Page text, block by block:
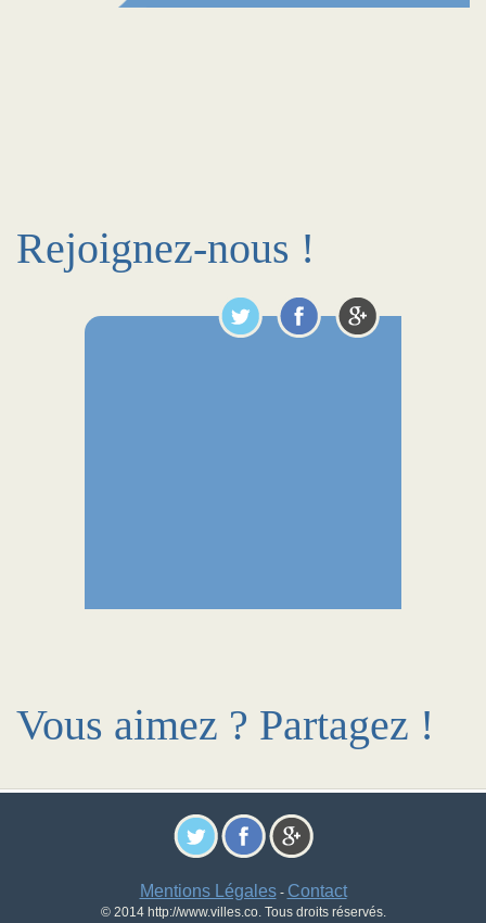
Rejoignez-nous !
Vous aimez ? Partagez !
Mentions Légales- Contact
© 2014 http://www.villes.co. Tous droits réservés.